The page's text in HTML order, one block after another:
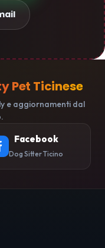
Pet Ticinese
e aggiornamenti dal
Facebook
Dog Sitter Ticino